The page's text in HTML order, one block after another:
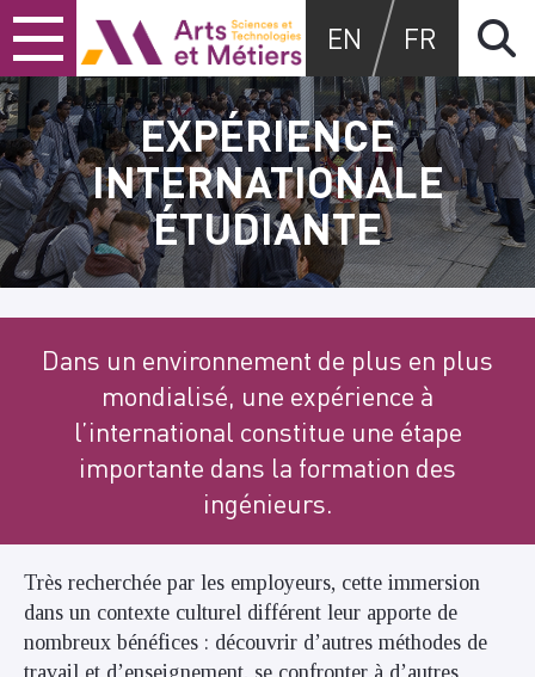
Skip
to
content
Skip
to
main
menu
Skip
to
search
Arts et métiers
EN FR
EXPÉRIENCE
INTERNATIONALE
ÉTUDIANTE
Dans un environnement de plus en plus
mondialisé, une expérience à
l’international constitue une étape
importante dans la formation des
ingénieurs.
Très recherchée par les employeurs, cette immersion
dans un contexte culturel différent leur apporte de
nombreux bénéfices : découvrir d’autres méthodes de
travail et d’enseignement, se confronter à d’autres